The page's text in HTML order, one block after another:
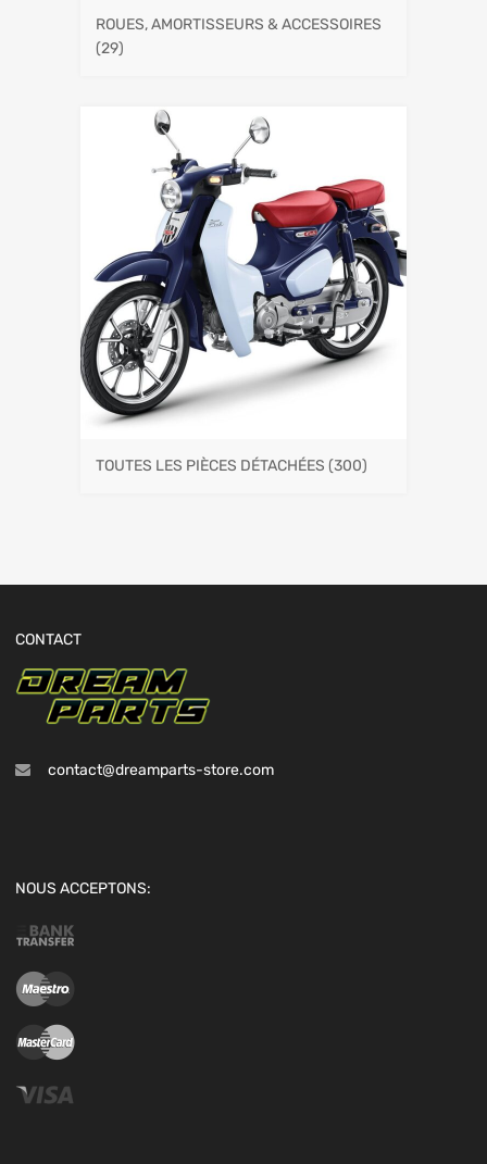
ROUES, AMORTISSEURS & ACCESSOIRES
(29)
TOUTES LES PIÈCES DÉTACHÉES (300)
CONTACT
contact@dreamparts-store.com
NOUS ACCEPTONS: